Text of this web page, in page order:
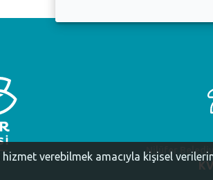
Nilüfer
verebilmek amacıyla kişisel